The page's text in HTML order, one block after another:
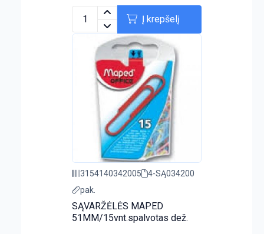
Į krepšelį
3154140342005
4-SĄ034200
pak.
SĄVARŽĖLĖS MAPED
51MM/15vnt.spalvotas dež.